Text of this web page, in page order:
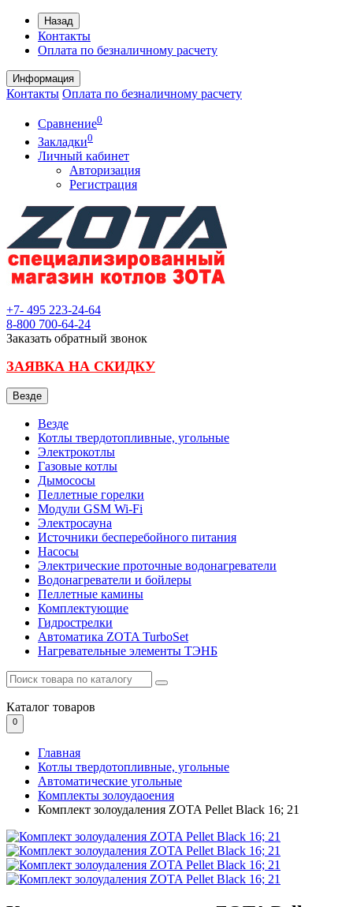
Назад
Контакты
Оплата по безналичному расчету
Информация
Контакты Оплата по безналичному расчету
Сравнение0
Закладки0
Личный кабинет
Авторизация
Регистрация
+7- 495 223-24-64
8-800 700-64-24
Заказать обратный звонок
ЗАЯВКА НА СКИДКУ
Везде
Везде
Котлы твердотопливные, угольные
Электрокотлы
Газовые котлы
Дымососы
Пеллетные горелки
Модули GSM Wi-Fi
Электросауна
Источники бесперебойного питания
Насосы
Электрические проточные водонагреватели
Водонагреватели и бойлеры
Пеллетные камины
Комплектующие
Гидрострелки
Автоматика ZOTA TurboSet
Нагревательные элементы ТЭНБ
Каталог товаров
0
Главная
Котлы твердотопливные, угольные
Автоматические угольные
Комплекты золоудаоения
Комплект золоудаления ZOTA Pellet Black 16; 21